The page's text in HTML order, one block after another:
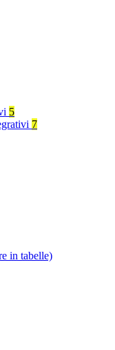
5
7
in tabelle)